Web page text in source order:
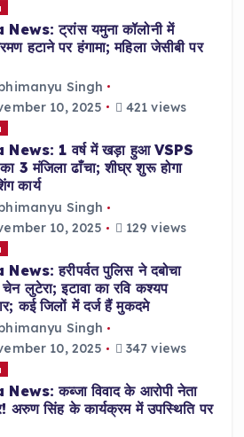
ट्रांस यमुना कॉलोनी में
हटाने पर हंगामा; महिला जेसीबी पर
Singh
10, 2025
421 views
News: 1 वर्ष में खड़ा हुआ VSPS
3 मंजिला ढाँचा; शीघ्र शुरू होगा
कार्य
Singh
10, 2025
129 views
हरीपर्वत पुलिस ने दबोचा
चेन लुटेरा; इटावा का रवि कश्यप
कई जिलों में दर्ज हैं मुकदमे
Singh
10, 2025
347 views
कब्जा विवाद के आरोपी नेता
अरुण सिंह के कार्यक्रम में उपस्थिति पर